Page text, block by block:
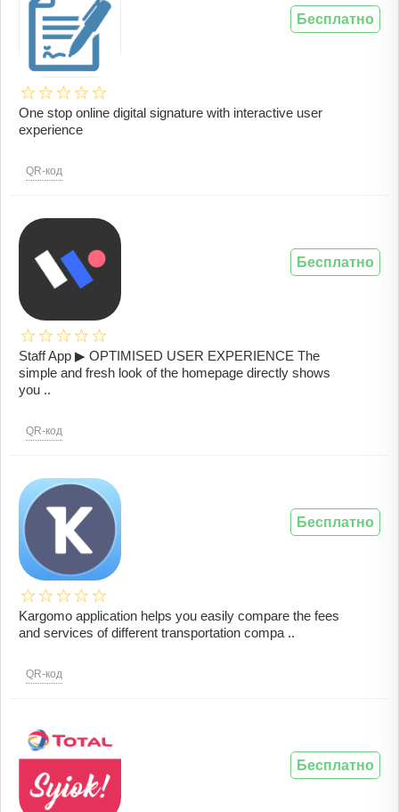
One stop online digital signature with interactive user
experience
QR-код
Бесплатно
Staff App ▶ OPTIMISED USER EXPERIENCE The
simple and fresh look of the homepage directly shows
you ..
QR-код
Бесплатно
Kargomo application helps you easily compare the fees
and services of different transportation compa ..
QR-код
Бесплатно
Бесплатно